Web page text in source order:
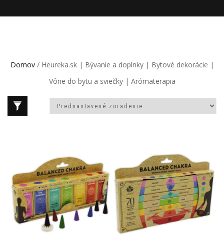
Domov/ Heureka.sk | Bývanie a doplnky | Bytové dekorácie |
Vône do bytu a sviečky | Arómaterapia